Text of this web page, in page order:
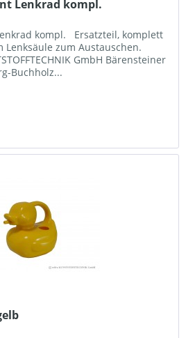
Lenkrad kompl.
kompl. Ersatzteil, komplett
zum Austauschen.
GmbH Bärensteiner
Buchholz...